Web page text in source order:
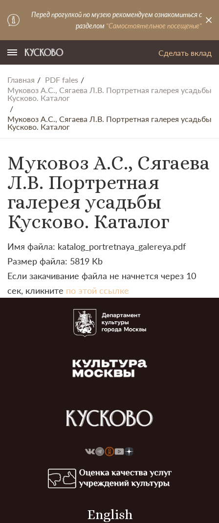
Перед прогулкой по музею рекомендуем ознакомиться с
разделом "Самостоятельное посещение"
Сделать вклад
Главная
PDF fales
Муковоз А.С., Сягаева Л.В. Портретная галерея усадьбы
Кусково. Каталог
Муковоз А.С., Сягаева Л.В. Портретная галерея усадьбы
Кусково. Каталог
Муковоз А.С., Сягаева
Л.В. Портретная
галерея усадьбы
Кусково. Каталог
Имя файла: katalog_portretnaya_galereya.pdf
Размер файла: 5819 Kb
Если закачивание файла не начнется через 10
сек, кликните по этой ссылке
English